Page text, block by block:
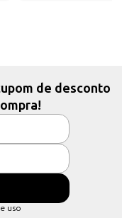
de desconto
uso